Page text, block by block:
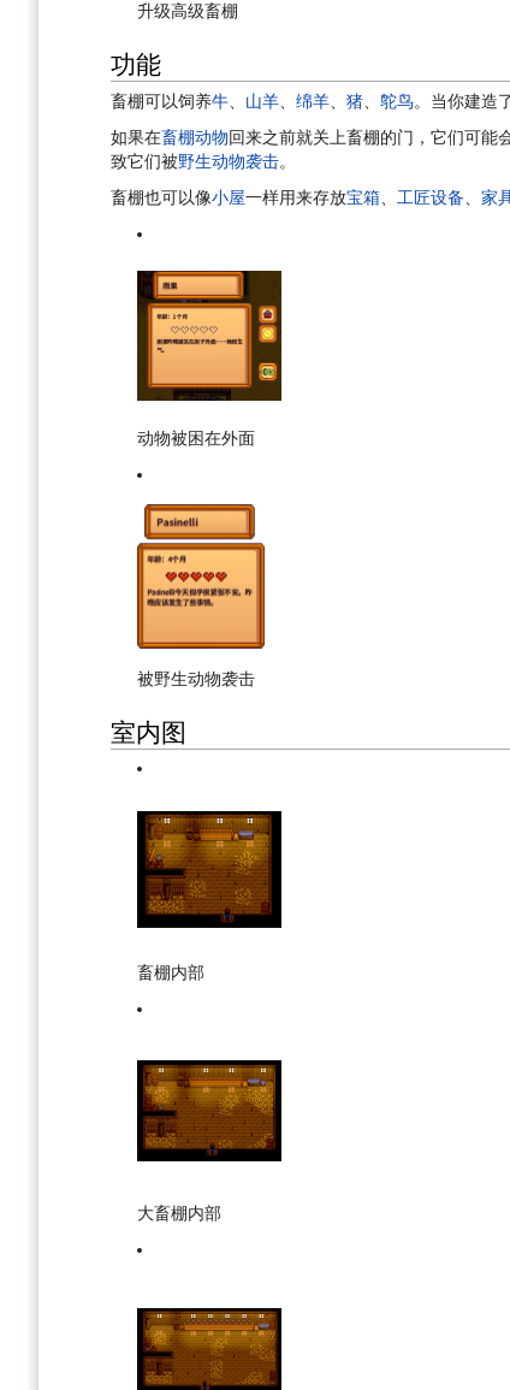
升级高级畜棚
功能
畜棚可以饲养牛 山羊 绵羊 猪 鸵鸟。当你建造
如果在畜棚动物回来之前就关上畜棚的门，它们可能
致它们被野生动物袭击。
畜棚也可以像小屋一样用来存放宝箱 工匠设备 家
动物被困在外面
被野生动物袭击
室内图
畜棚内部
大畜棚内部